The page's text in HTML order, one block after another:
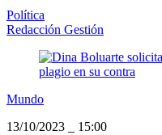
Política
Redacción Gestión
Mundo
13/10/2023
15:00